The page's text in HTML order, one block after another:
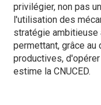
privilégier, non pas
l'utilisation des
stratégie ambitieuse
permettant, grâce
productives,
estime la CNUCED.